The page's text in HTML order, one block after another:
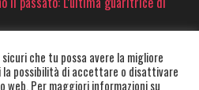
la copia e la riproduzione dei contenuti
che tu possa avere la migliore
la possibilità di accettare o disattivare
web. Per maggiori informazioni su